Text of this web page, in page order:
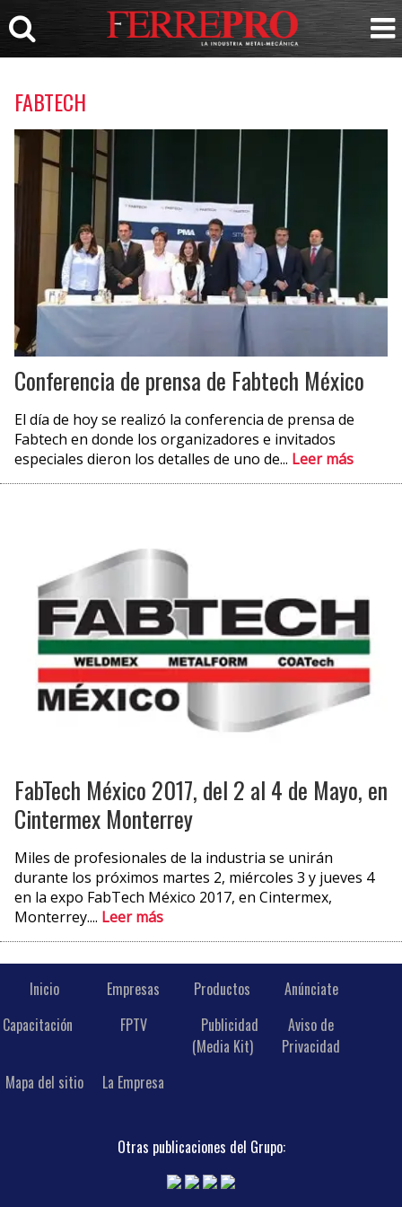
FABTECH
Conferencia de prensa de Fabtech México
El día de hoy se realizó la conferencia de prensa de
Fabtech en donde los organizadores e invitados
especiales dieron los detalles de uno de... Leer más
FabTech México 2017, del 2 al 4 de Mayo, en
Cintermex Monterrey
Miles de profesionales de la industria se unirán
durante los próximos martes 2, miércoles 3 y jueves 4
en la expo FabTech México 2017, en Cintermex,
Monterrey.... Leer más
Inicio Empresas Productos
Anúnciate
Capacitación
FPTV
Publicidad
(Media Kit)
Aviso de
Privacidad
Mapa del sitio
La Empresa
Otras publicaciones del Grupo: